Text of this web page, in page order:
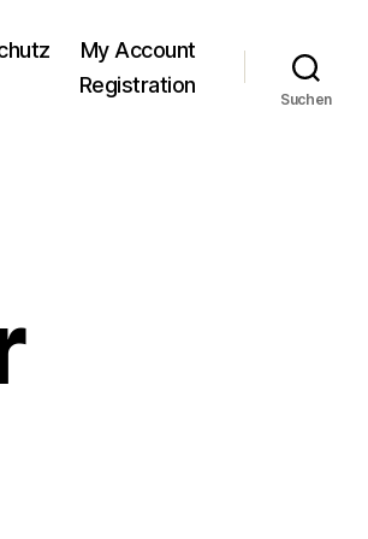
My Account
Registration
Suchen